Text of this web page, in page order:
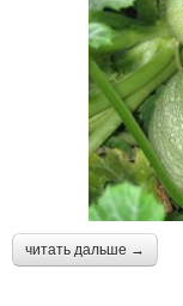
читать дальше →